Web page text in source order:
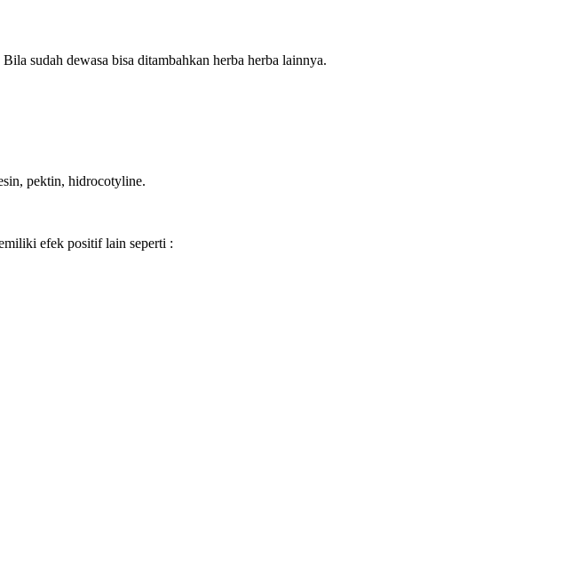
sudah dewasa bisa ditambahkan herba herba lainnya.
pektin, hidrocotyline.
efek positif lain seperti :